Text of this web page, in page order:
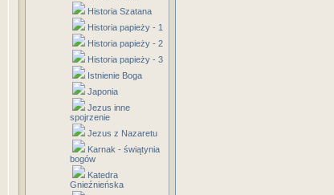
Historia Szatana
Historia papieży - 1
Historia papieży - 2
Historia papieży - 3
Istnienie Boga
Japonia
Jezus inne
spojrzenie
Jezus z Nazaretu
Karnak - świątynia
bogów
Katedra
Gnieźnieńska